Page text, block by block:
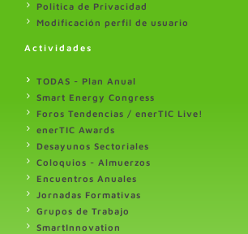
Politica de Privacidad
Modificación perfil de usuario
Actividades
TODAS - Plan Anual
Smart Energy Congress
Foros Tendencias / enerTIC Live!
enerTIC Awards
Desayunos Sectoriales
Coloquios - Almuerzos
Encuentros Anuales
Jornadas Formativas
Grupos de Trabajo
SmartInnovation